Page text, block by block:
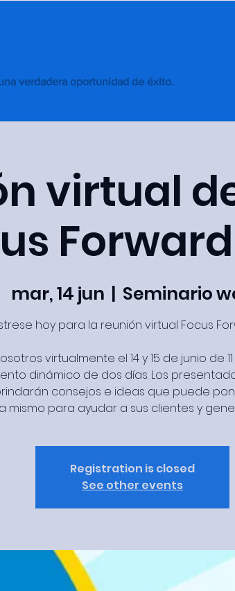
verdadera oportunidad de éxito.
virtual
mar, 14 jun
  |
Seminario
hoy para la reunión virtual Focus
virtualmente el 14 y 15 de junio de 11
dinámico de dos días. Los
consejos e ideas que puede
Registration is closed
See other events